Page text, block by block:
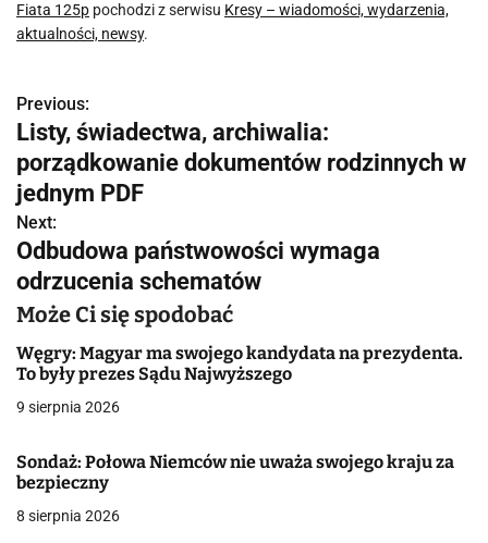
Fiata 125p pochodzi z serwisu Kresy – wiadomości, wydarzenia,
aktualności, newsy.
N
a
w
i
g
a
c
j
w
p
Previous:
Listy, świadectwa, archiwalia:
porządkowanie dokumentów rodzinnych w
jednym PDF
Next:
Odbudowa państwowości wymaga
odrzucenia schematów
Może Ci się spodobać
Węgry: Magyar ma swojego kandydata na prezydenta.
To były prezes Sądu Najwyższego
9 sierpnia 2026
Sondaż: Połowa Niemców nie uważa swojego kraju za
bezpieczny
8 sierpnia 2026